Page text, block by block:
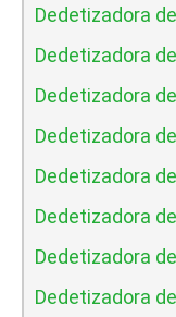
Dedetizadora
Dedetizadora
Dedetizadora
Dedetizadora
Dedetizadora
Dedetizadora
Dedetizadora
Dedetizadora